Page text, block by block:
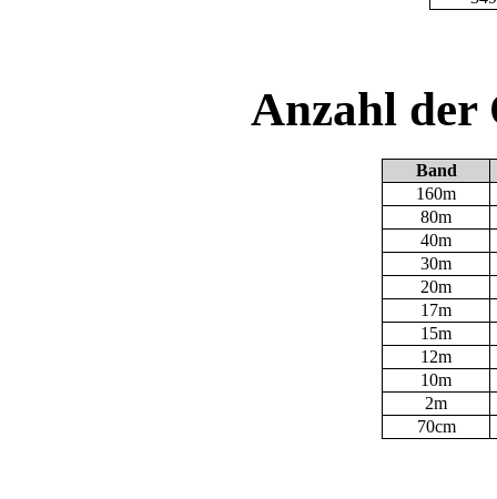
Anzahl der
Band
160m
80m
40m
30m
20m
17m
15m
12m
10m
2m
70cm